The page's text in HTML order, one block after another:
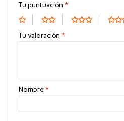
Tu puntuación *
Tu valoración *
Nombre *